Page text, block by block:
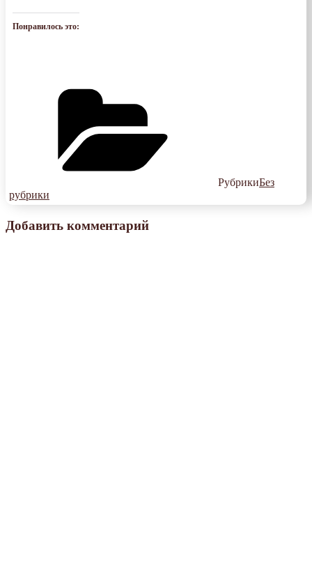
Понравилось это:
РубрикиБез
рубрики
Добавить комментарий